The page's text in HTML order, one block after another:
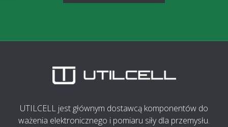
UTILCELL jest głównym dostawcą komponentów do
ważenia elektronicznego i pomiaru siły dla przemysłu.